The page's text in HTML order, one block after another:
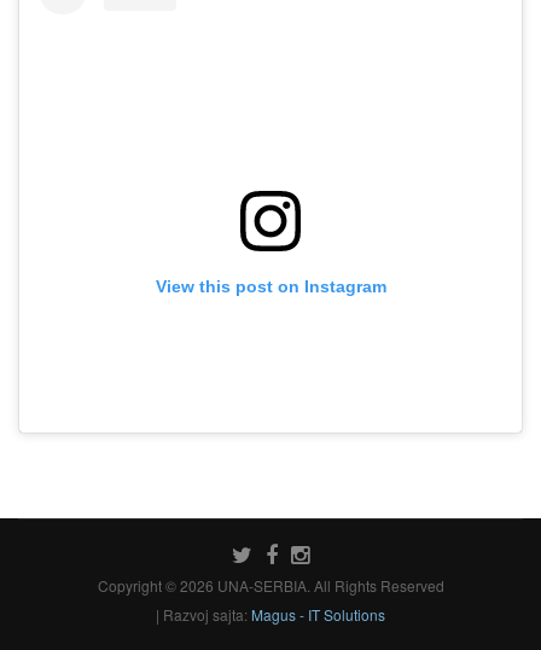
View this post on Instagram
Copyright © 2026 UNA-SERBIA. All Rights Reserved
| Razvoj sajta: Magus - IT Solutions